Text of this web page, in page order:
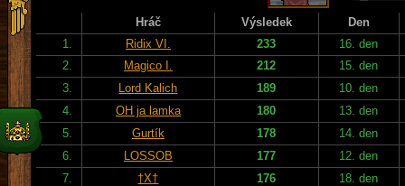
Hráč Výsledek
Den
1.
Ridix VI. 233
16. den
2.
Magico I. 212
15. den
3.
Lord Kalich 189
10. den
4.
OH ja lamka 180
13. den
5.
Gurtík 178
14. den
6.
LOSSOB 177
12. den
7.
†X† 176
18. den